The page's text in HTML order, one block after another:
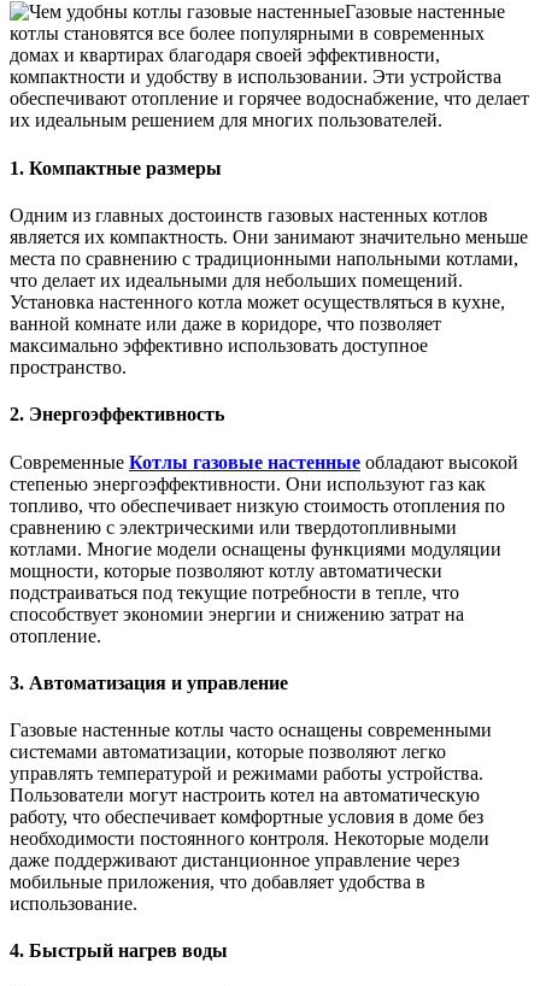
Газовые настенные
котлы становятся все более популярными в современных
домах и квартирах благодаря своей эффективности,
компактности и удобству в использовании. Эти устройства
обеспечивают отопление и горячее водоснабжение, что делает
их идеальным решением для многих пользователей.
1. Компактные размеры
Одним из главных достоинств газовых настенных котлов
является их компактность. Они занимают значительно меньше
места по сравнению с традиционными напольными котлами,
что делает их идеальными для небольших помещений.
Установка настенного котла может осуществляться в кухне,
ванной комнате или даже в коридоре, что позволяет
максимально эффективно использовать доступное
пространство.
2. Энергоэффективность
Современные Котлы газовые настенные обладают высокой
степенью энергоэффективности. Они используют газ как
топливо, что обеспечивает низкую стоимость отопления по
сравнению с электрическими или твердотопливными
котлами. Многие модели оснащены функциями модуляции
мощности, которые позволяют котлу автоматически
подстраиваться под текущие потребности в тепле, что
способствует экономии энергии и снижению затрат на
отопление.
3. Автоматизация и управление
Газовые настенные котлы часто оснащены современными
системами автоматизации, которые позволяют легко
управлять температурой и режимами работы устройства.
Пользователи могут настроить котел на автоматическую
работу, что обеспечивает комфортные условия в доме без
необходимости постоянного контроля. Некоторые модели
даже поддерживают дистанционное управление через
мобильные приложения, что добавляет удобства в
использование.
4. Быстрый нагрев воды